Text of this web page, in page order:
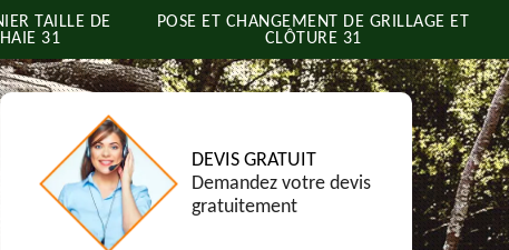
TAILLE DE
HAIE 31
POSE ET CHANGEMENT DE GRILLAGE ET
CLÔTURE 31
DEVIS GRATUIT
Demandez votre devis
gratuitement